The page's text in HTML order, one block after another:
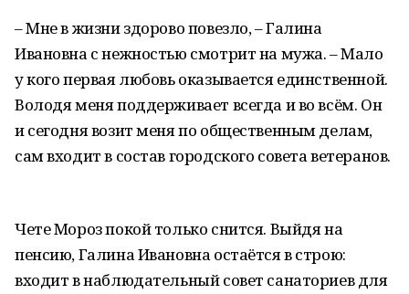
– Мне в жизни здорово повезло, – Галина
Ивановна с нежностью смотрит на мужа. – Мало
у кого первая любовь оказывается единственной.
Володя меня поддерживает всегда и во всём. Он
и сегодня возит меня по общественным делам,
сам входит в состав городского совета ветеранов.
Чете Мороз покой только снится. Выйдя на
пенсию, Галина Ивановна остаётся в строю:
входит в наблюдательный совет санаториев для